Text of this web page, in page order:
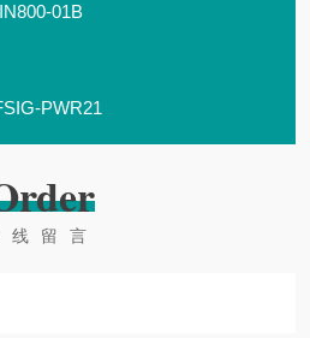
01B
PWR21
线留言